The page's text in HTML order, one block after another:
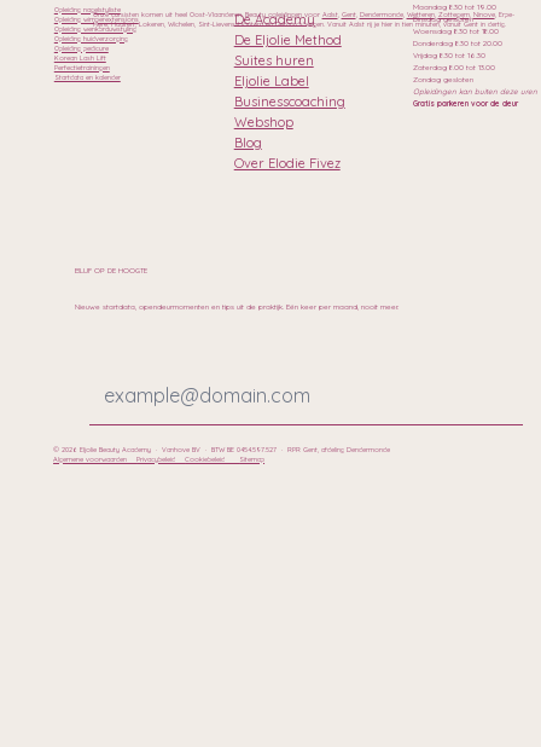
Maandag 8.30 tot 19.00
Dinsdag gesloten
Woensdag 8.30 tot 18.00
Donderdag 8.30 tot 20.00
Vrijdag 8.30 tot 16.30
Zaterdag 8.00 tot 13.00
Zondag gesloten
Opleidingen kan buiten deze uren
Gratis parkeren voor de deur
De Academy
De Eljolie Method
Suites huren
Eljolie Label
Businesscoaching
Webshop
Blog
Over Elodie Fivez
Opleiding nagelstyliste
Opleiding wimperextensions
Opleiding wenkbrauwstyling
Opleiding huidverzorging
Opleiding pedicure
Korean Lash Lift
Perfectietrainingen
Startdata en kalender
BLIJF OP DE HOOGTE
Nieuwe startdata, opendeurmomenten en tips uit de praktijk. Eén keer per maand, nooit meer.
Onze cursisten komen uit heel Oost-Vlaanderen. Beauty opleidingen voor Aalst, Gent, Dendermonde, Wetteren, Zottegem, Ninove, Erpe-
Mere, Haaltert, Lokeren, Wichelen, Sint-Lievens-Houtem en Geraardsbergen. Vanuit Aalst rij je hier in tien minuten, vanuit Gent in dertig.
© 2026 Eljolie Beauty Academy · Vanhove BV · BTW BE 0454.597.527 · RPR Gent, afdeling Dendermonde
Algemene voorwaardenPrivacybeleidCookiebeleid Sitemap